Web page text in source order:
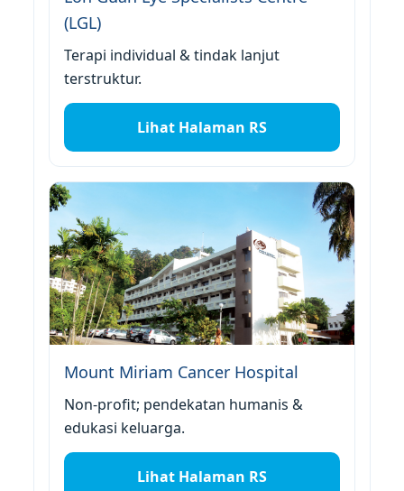
(LGL)
Terapi individual & tindak lanjut
terstruktur.
Lihat Halaman RS
Mount Miriam Cancer Hospital
Non-profit; pendekatan humanis &
edukasi keluarga.
Lihat Halaman RS